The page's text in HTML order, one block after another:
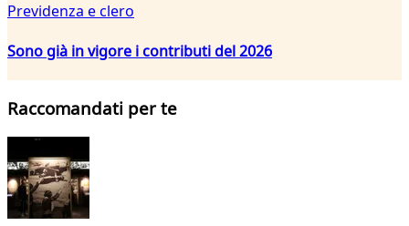
Previdenza e clero
Sono già in vigore i contributi del 2026
Raccomandati per te